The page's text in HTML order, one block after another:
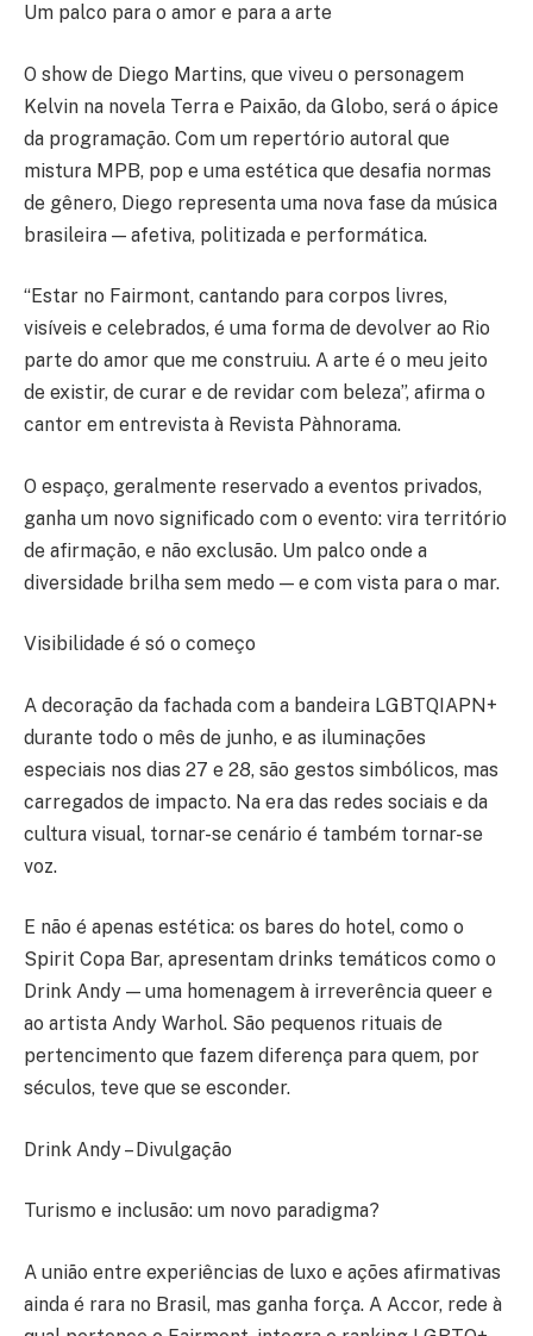
Um palco para o amor e para a arte
O show de Diego Martins, que viveu o personagem
Kelvin na novela Terra e Paixão, da Globo, será o ápice
da programação. Com um repertório autoral que
mistura MPB, pop e uma estética que desafia normas
de gênero, Diego representa uma nova fase da música
brasileira — afetiva, politizada e performática.
“Estar no Fairmont, cantando para corpos livres,
visíveis e celebrados, é uma forma de devolver ao Rio
parte do amor que me construiu. A arte é o meu jeito
de existir, de curar e de revidar com beleza”, afirma o
cantor em entrevista à Revista Pàhnorama.
O espaço, geralmente reservado a eventos privados,
ganha um novo significado com o evento: vira território
de afirmação, e não exclusão. Um palco onde a
diversidade brilha sem medo — e com vista para o mar.
Visibilidade é só o começo
A decoração da fachada com a bandeira LGBTQIAPN+
durante todo o mês de junho, e as iluminações
especiais nos dias 27 e 28, são gestos simbólicos, mas
carregados de impacto. Na era das redes sociais e da
cultura visual, tornar-se cenário é também tornar-se
voz.
E não é apenas estética: os bares do hotel, como o
Spirit Copa Bar, apresentam drinks temáticos como o
Drink Andy — uma homenagem à irreverência queer e
ao artista Andy Warhol. São pequenos rituais de
pertencimento que fazem diferença para quem, por
séculos, teve que se esconder.
Drink Andy – Divulgação
Turismo e inclusão: um novo paradigma?
A união entre experiências de luxo e ações afirmativas
ainda é rara no Brasil, mas ganha força. A Accor, rede à